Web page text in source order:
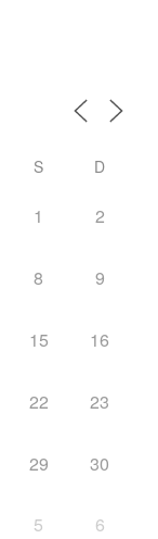
S D
1 2
8 9
15 16
22 23
29 30
5 6